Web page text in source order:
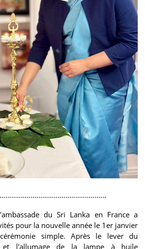
du Sri Lanka en France a
pour la nouvelle année le 1er janvier
simple. Après le lever du
et l'allumage de la lampe à huile